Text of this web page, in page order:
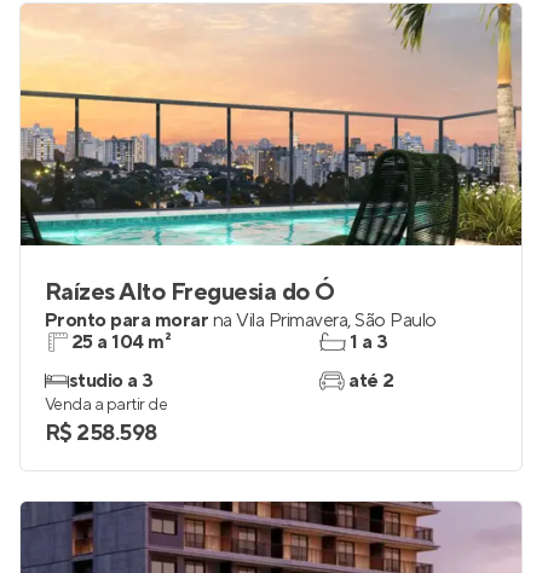
Raízes Alto Freguesia do Ó
Pronto para morar na Vila Primavera,São Paulo
25 a 104 m²
studio a 3
1 a 3
até 2
Venda a partir de
R$ 258.598